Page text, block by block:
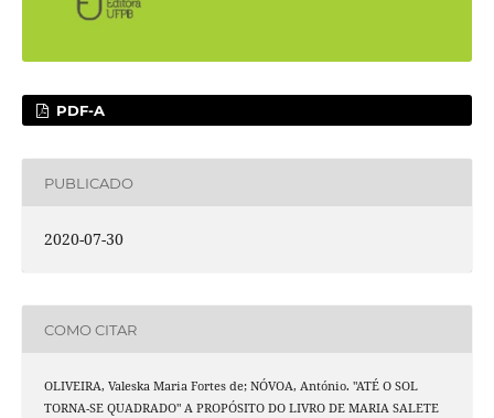
PDF-A
PUBLICADO
2020-07-30
COMO CITAR
OLIVEIRA, Valeska Maria Fortes de; NÓVOA, António. "ATÉ O SOL
TORNA-SE QUADRADO" A PROPÓSITO DO LIVRO DE MARIA SALETE